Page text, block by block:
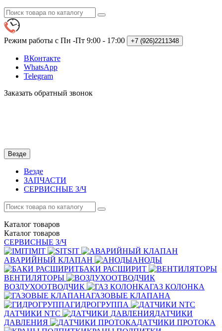
Режим работы с Пн -Пт 9:00 - 17:00 +7 (926)2211348
ВКонтакте
WhatsApp
Telegram
Заказать обратный звонок
Везде
Везде
ЗАПЧАСТИ
СЕРВИСНЫЕ З/Ч
Каталог товаров
Каталог товаров
СЕРВИСНЫЕ З/Ч
IMIT
SIT
АВАРИЙНЫЙ КЛАПАН
АНОДЫ
БАКИ РАСШИРИТ
ВЕНТИЛЯТОРЫ
ВОЗДУХООТВОДЧИК
ГАЗ КОЛОНКА
ГАЗОВЫЕ КЛАПАНА
ГИДРОГРУППА
ДАТЧИКИ NTC
ДАТЧИКИ
ДАВЛЕНИЯ
ДАТЧИКИ ПРОТОКА